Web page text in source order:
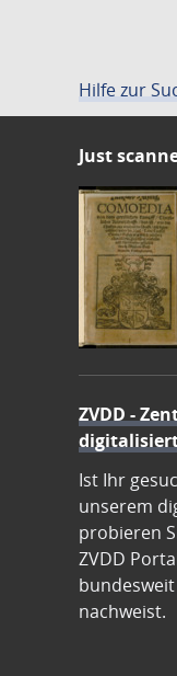
Hilfe zur
Just
ZVDD -
Ist Ihr
unserem
probieren
ZVDD
nachweist.